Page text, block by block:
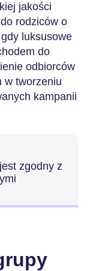
jakości
rodziców o
luksusowe
do
odbiorców
w tworzeniu
kampanii
zgodny z